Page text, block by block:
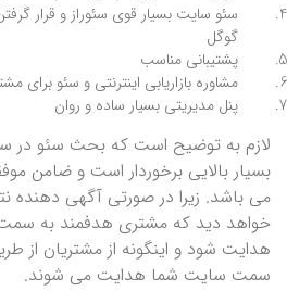
سئو سایت بسیار قوی سئوراز و قرار
گوگل
پشتیبانی مناسب
مشاوره بازاریابی اینترنتی و سئو برای
پنل مدیریتی بسیار ساده و روان
لازم به توضیح است که بحث سئو در
بسیار بالایی برخوردار است و ضامن
می باشد. زیرا در صورتی آگهی دهنده
خواهد دید که مشتری هدفمند به
هدایت شود و اینگونه از مشتریان از
سمت سایت شما هدایت می شوند.